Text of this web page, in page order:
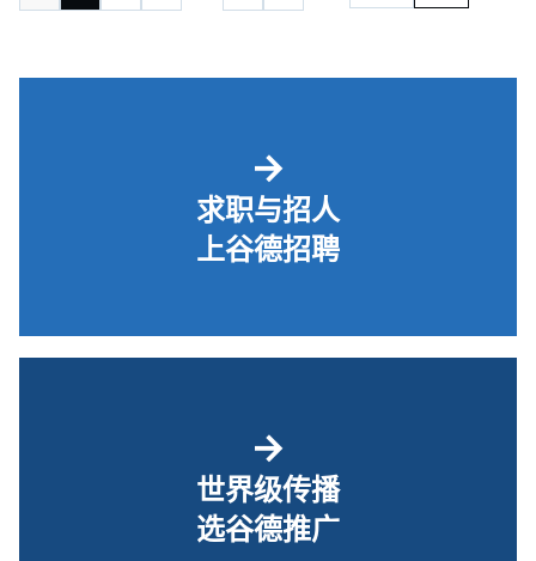
→
求职与招人
上谷德招聘
→
世界级传播
选谷德推广